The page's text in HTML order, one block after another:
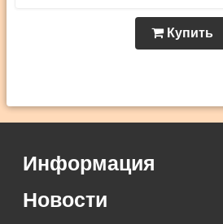
Купить
Информация
Новости